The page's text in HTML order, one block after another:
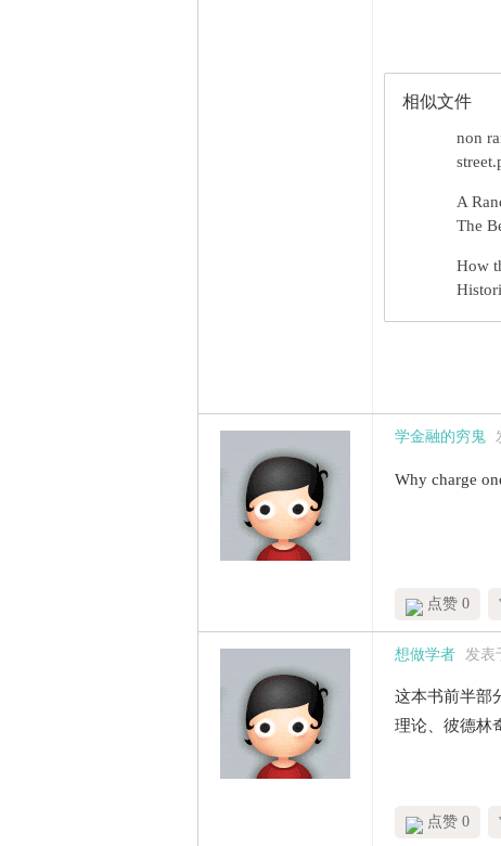
相似文件
non
A
The
How
学金融的穷鬼
Why charge
点赞 0
想做学者 发表
这本书前半部
理论、彼德林
点赞 0